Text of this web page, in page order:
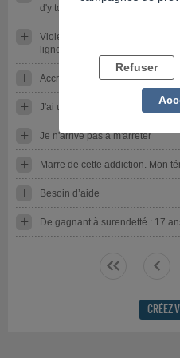
d'y toucher
Violente rechute avec un
ligne)
Accro aux machines a sous
J'ai un problème avec les jeux
Je n'arrive pas a m'arrêter
Marre de cette addiction. Mon
Besoin d’aide
De gagnant à surendetté : 17
<< <
CRÉEZ
Refuser